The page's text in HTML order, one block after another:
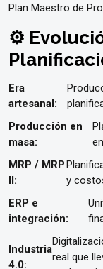
Plan Maestro de
⚙️
Era
artesanal:
Producción en
masa:
MRP / MRP
II:
y
ERP e
integración:
Industria
4.0:
real que